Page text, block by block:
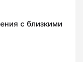
с близкими